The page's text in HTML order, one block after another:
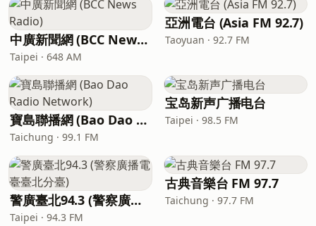
中廣新聞網 (BCC News Radio)
Taipei · 648 AM
亞洲電台 (Asia FM 92.7)
Taoyuan · 92.7 FM
寶島聯播網 (Bao Dao Radio Network)
Taichung · 99.1 FM
宝岛新声广播电台
Taipei · 98.5 FM
警廣臺北94.3 (警察廣播電臺臺北分臺)
Taipei · 94.3 FM
古典音樂台 FM 97.7
Taichung · 97.7 FM